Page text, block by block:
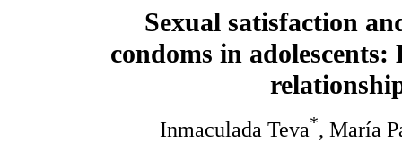
Sexual satisfaction
condoms in
Inmaculada Teva*, María